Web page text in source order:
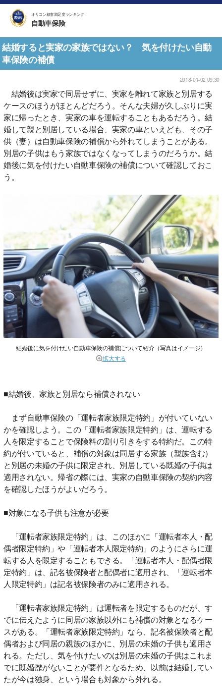
オリコン顧客満足度ランキング
自動車保険
結婚すると実家の家族ではない？ 気を付けたい自動
車保険の補償
2018-01-02 09:30
結婚後は実家で同居せずに、実家を離れて家族と別居する
ケースのほうがほとんどだろう。そんな夫婦が久しぶりに実
家に帰ったとき、実家の車を運転することもあるだろう。結
婚して親と別居している場合、実家の車といえども、その子
供（妻）は自動車保険の補償から外れてしまうことがある。
別居の子供はもう家族ではなくなってしまうのだろうか。結
婚後に気を付けたい自動車保険の補償について確認しておこ
う。
結婚後に気を付けたい自動車保険の補償について紹介（写真はイメージ）
拡大する
■結婚後、家族と別居なら補償されない
まず自動車保険の「運転者家族限定特約」が付いていない
かを確認しよう。この「運転者家族限定特約」は、運転する
人を限定することで保険料の割り引きをする特約だ。この特
約が付いていると、補償の対象は同居する家族（親族含む）
と別居の未婚の子供に限定され、別居している既婚の子供は
適用されない。帰省の際には、実家の自動車保険の契約内容
を確認したほうがよいだろう。
■対象になる子供も注意が必要
「運転者家族限定特約」は、このほかに「運転者本人・配
偶者限定特約」や「運転者本人限定特約」のようにさらに運
転する人を限定することもできる。「運転者本人・配偶者限
定特約」は、記名被保険者と配偶者に適用され、「運転者本
人限定特約」は記名被保険者のみに適用される。
「運転者家族限定特約」は運転者を限定するものだが、す
でに伝えたように同居の家族以外にも補償の対象となるケー
スがある。「運転者家族限定特約」なら、記名被保険者と配
偶者および同居の親族のほかに、別居の未婚の子供も適用さ
れる。ただし、気を付けたいのは別居の未婚の子供はこれま
でに既婚歴がないことが要件となるため、以前は結婚してい
たが今は独身、という場合も対象から外れる。